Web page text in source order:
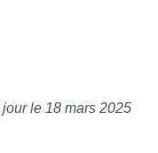
le 18 mars 2025